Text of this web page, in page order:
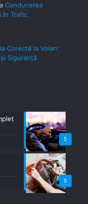
Conducerea
în Trafic
Corectă la Volan:
Siguranță
5
5